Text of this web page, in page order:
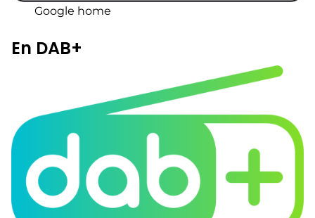
Google home
En DAB+